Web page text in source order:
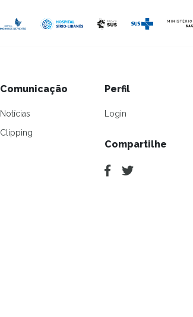
Comunicação
Notícias
Clipping
Perfil
Login
Compartilhe